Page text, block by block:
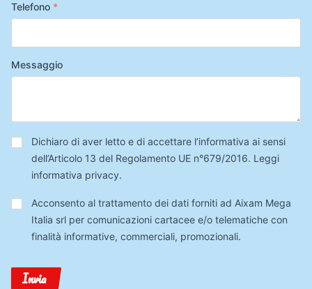
Telefono *
Messaggio
Privacy*
Dichiaro di aver letto e di accettare l’informativa ai sensi
dell’Articolo 13 del Regolamento UE n°679/2016. Leggi
informativa privacy.
Trattamento
Dati
Acconsento al trattamento dei dati forniti ad Aixam Mega
Italia srl per comunicazioni cartacee e/o telematiche con
finalità informative, commerciali, promozionali.
Invia